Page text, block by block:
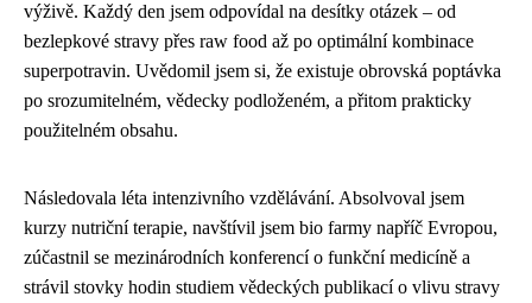
výživě. Každý den jsem odpovídal na desítky otázek – od
bezlepkové stravy přes raw food až po optimální kombinace
superpotravin. Uvědomil jsem si, že existuje obrovská poptávka
po srozumitelném, vědecky podloženém, a přitom prakticky
použitelném obsahu.
Následovala léta intenzivního vzdělávání. Absolvoval jsem
kurzy nutriční terapie, navštívil jsem bio farmy napříč Evropou,
zúčastnil se mezinárodních konferencí o funkční medicíně a
strávil stovky hodin studiem vědeckých publikací o vlivu stravy